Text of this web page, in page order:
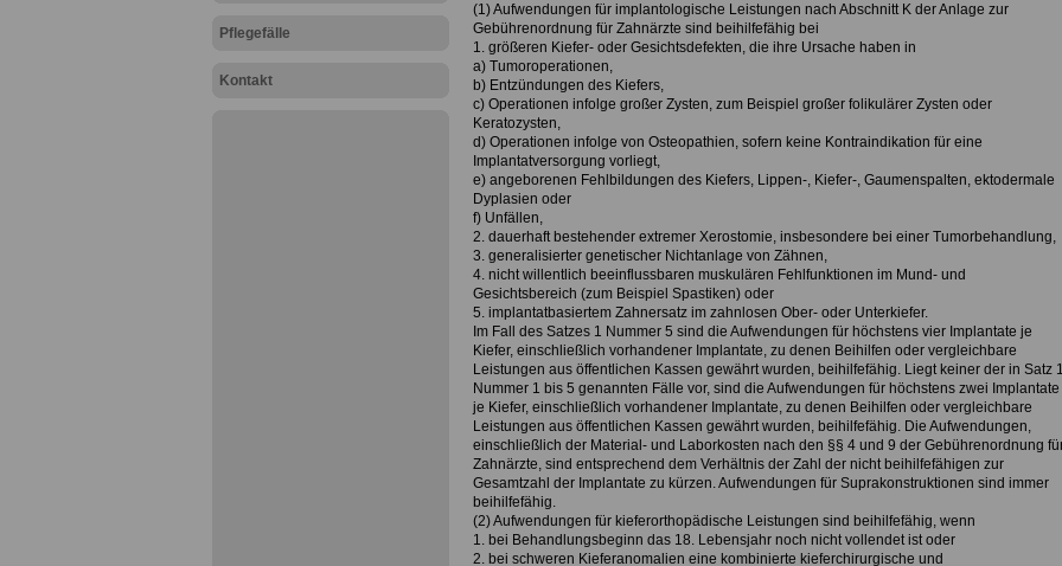
Pflegefälle
Kontakt
(1) Aufwendungen für implantologische Leistungen nach Abschnitt K der Anlage zur
Gebührenordnung für Zahnärzte sind beihilfefähig bei
1. größeren Kiefer- oder Gesichtsdefekten, die ihre Ursache haben in
a) Tumoroperationen,
b) Entzündungen des Kiefers,
c) Operationen infolge großer Zysten, zum Beispiel großer folikulärer Zysten oder
Keratozysten,
d) Operationen infolge von Osteopathien, sofern keine Kontraindikation für eine
Implantatversorgung vorliegt,
e) angeborenen Fehlbildungen des Kiefers, Lippen-, Kiefer-, Gaumenspalten, ektodermale
Dyplasien oder
f) Unfällen,
2. dauerhaft bestehender extremer Xerostomie, insbesondere bei einer Tumorbehandlung,
3. generalisierter genetischer Nichtanlage von Zähnen,
4. nicht willentlich beeinflussbaren muskulären Fehlfunktionen im Mund- und
Gesichtsbereich (zum Beispiel Spastiken) oder
5. implantatbasiertem Zahnersatz im zahnlosen Ober- oder Unterkiefer.
Im Fall des Satzes 1 Nummer 5 sind die Aufwendungen für höchstens vier Implantate je
Kiefer, einschließlich vorhandener Implantate, zu denen Beihilfen oder vergleichbare
Leistungen aus öffentlichen Kassen gewährt wurden, beihilfefähig. Liegt keiner der in Satz
Nummer 1 bis 5 genannten Fälle vor, sind die Aufwendungen für höchstens zwei Implantate
je Kiefer, einschließlich vorhandener Implantate, zu denen Beihilfen oder vergleichbare
Leistungen aus öffentlichen Kassen gewährt wurden, beihilfefähig. Die Aufwendungen,
einschließlich der Material- und Laborkosten nach den §§ 4 und 9 der Gebührenordnung
Zahnärzte, sind entsprechend dem Verhältnis der Zahl der nicht beihilfefähigen zur
Gesamtzahl der Implantate zu kürzen. Aufwendungen für Suprakonstruktionen sind immer
beihilfefähig.
(2) Aufwendungen für kieferorthopädische Leistungen sind beihilfefähig, wenn
1. bei Behandlungsbeginn das 18. Lebensjahr noch nicht vollendet ist oder
2. bei schweren Kieferanomalien eine kombinierte kieferchirurgische und